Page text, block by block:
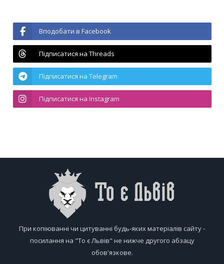
Вподобати в Facebook
Підписатися на Threads
Підписатися на Telegram
Підписатися на Instagram
При копіюванні чи цитуванні будь-яких матеріалів сайту -
посилання на "То є Львів" не нижче другого абзацу
обов'язкове.